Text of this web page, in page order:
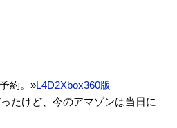
約。»L4D2Xbox360版
たけど、今のアマゾンは当日に